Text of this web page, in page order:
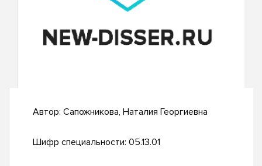
Автор: Сапожникова, Наталия Георгиевна
Шифр специальности: 05.13.01